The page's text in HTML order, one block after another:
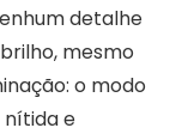
detalhe
mesmo
o modo
nítida e